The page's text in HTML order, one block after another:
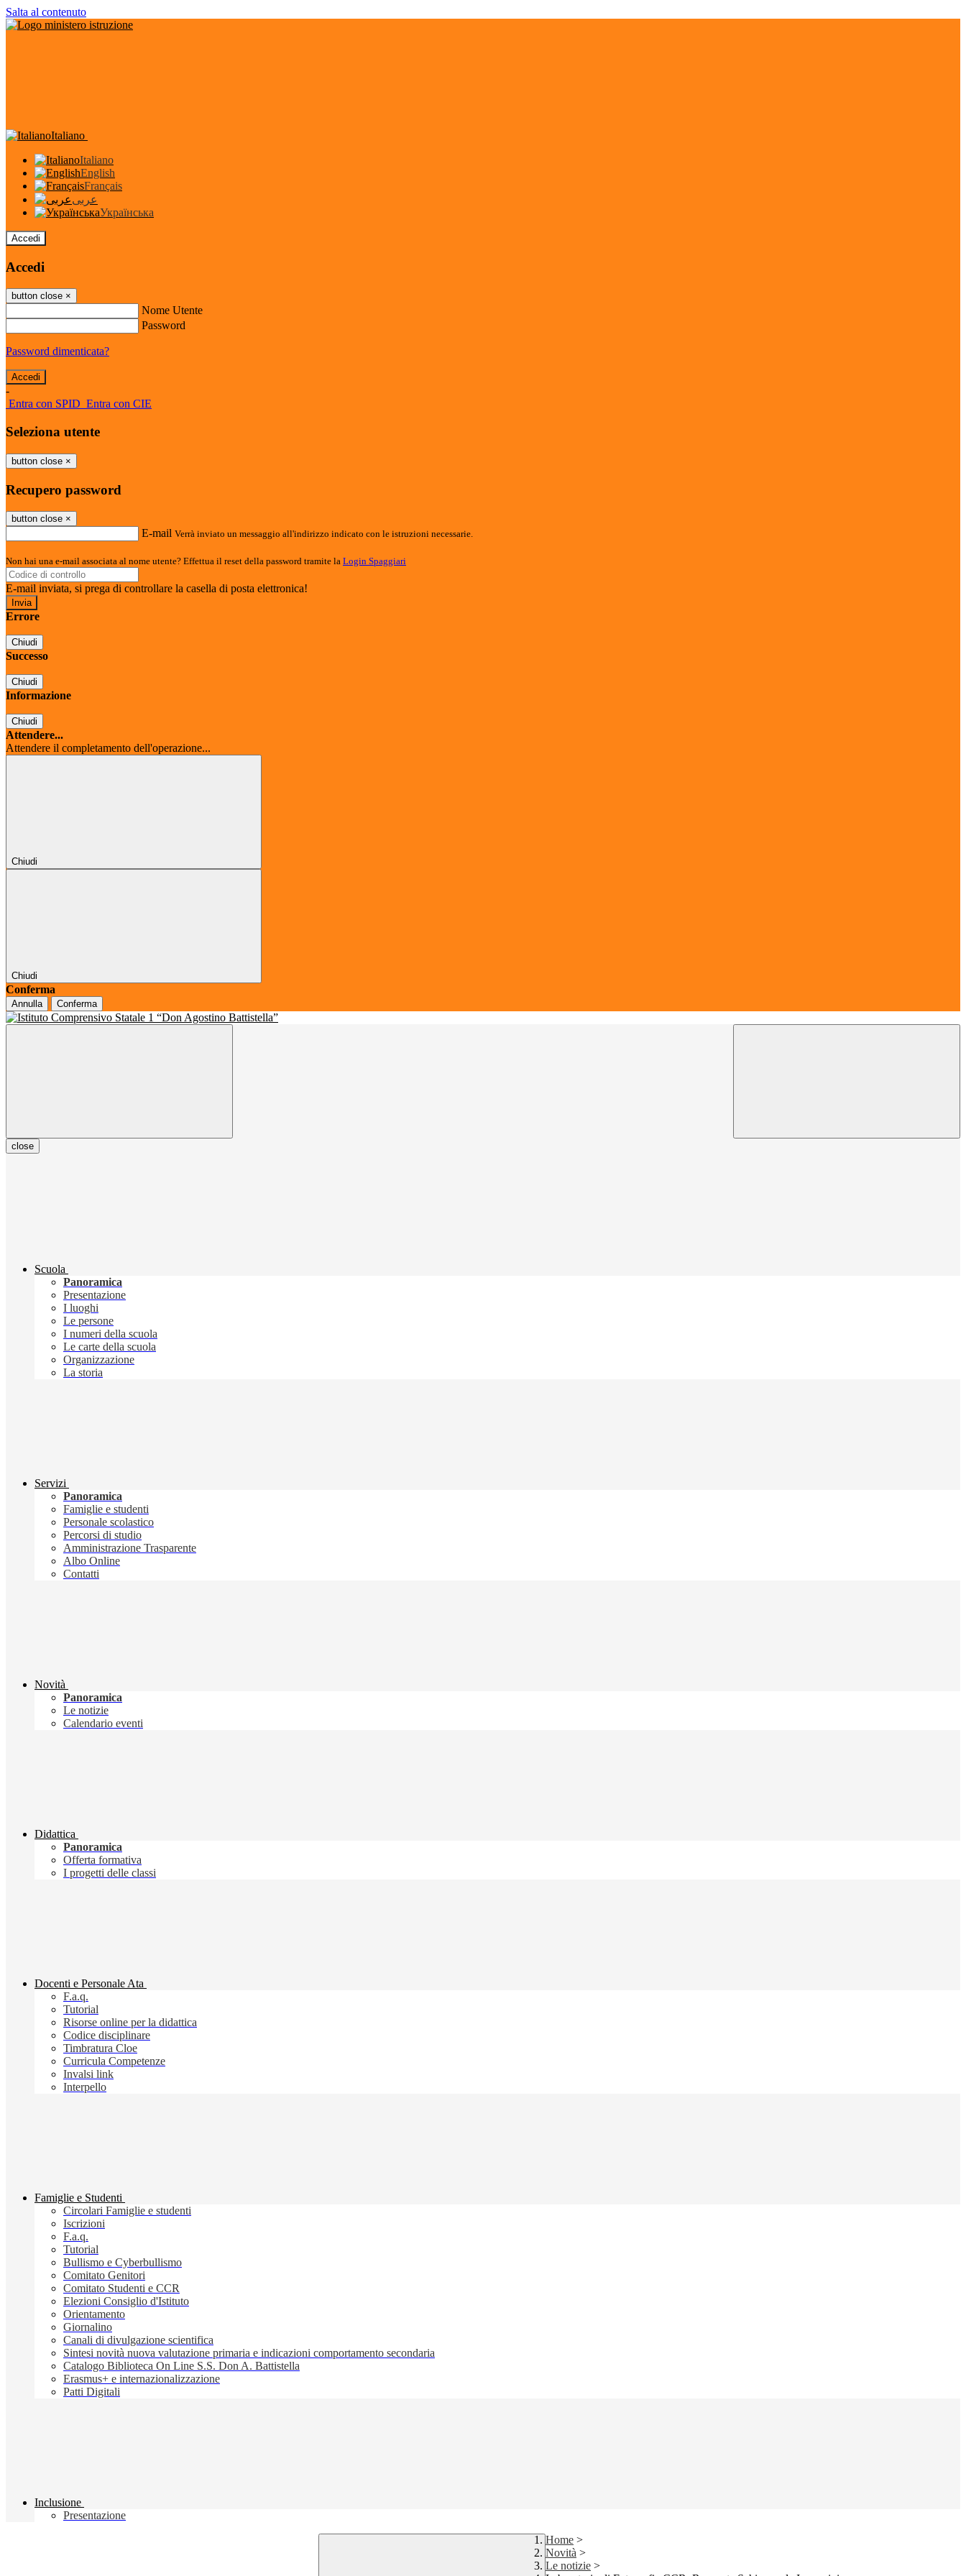
Salta al contenuto
Italiano
Italiano
English
Français
عربى
Українська
Accedi
Accedi
button close ×
Nome Utente
Password
Password dimenticata?
-
Entra con SPID Entra con CIE
Seleziona utente
button close ×
Recupero password
button close ×
E-mail Verrà inviato un messaggio all'indirizzo indicato con le istruzioni necessarie.
Non hai una e-mail associata al nome utente? Effettua il reset della password tramite la Login Spaggiari
E-mail inviata, si prega di controllare la casella di posta elettronica!
Errore
Chiudi
Successo
Chiudi
Informazione
Chiudi
Attendere...
Attendere il completamento dell'operazione...
Chiudi
Chiudi
Conferma
Annulla Conferma
close
Scuola
Panoramica
Presentazione
I luoghi
Le persone
I numeri della scuola
Le carte della scuola
Organizzazione
La storia
Servizi
Panoramica
Famiglie e studenti
Personale scolastico
Percorsi di studio
Amministrazione Trasparente
Albo Online
Contatti
Novità
Panoramica
Le notizie
Calendario eventi
Didattica
Panoramica
Offerta formativa
I progetti delle classi
Docenti e Personale Ata
F.a.q.
Tutorial
Risorse online per la didattica
Codice disciplinare
Timbratura Cloe
Curricula Competenze
Invalsi link
Interpello
Famiglie e Studenti
Circolari Famiglie e studenti
Iscrizioni
F.a.q.
Tutorial
Bullismo e Cyberbullismo
Comitato Genitori
Comitato Studenti e CCR
Elezioni Consiglio d'Istituto
Orientamento
Giornalino
Canali di divulgazione scientifica
Sintesi novità nuova valutazione primaria e indicazioni comportamento secondaria
Catalogo Biblioteca On Line S.S. Don A. Battistella
Erasmus+ e internazionalizzazione
Patti Digitali
Inclusione
Presentazione
Home >
Novità >
Le notizie >